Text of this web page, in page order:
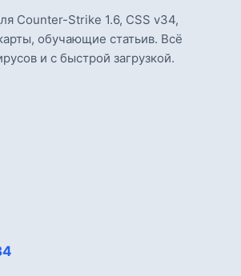
Counter-Strike 1.6, CSS v34,
обучающие статьив. Всё
и с быстрой загрузкой.